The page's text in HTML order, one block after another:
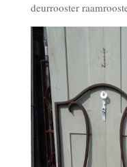
deurrooster